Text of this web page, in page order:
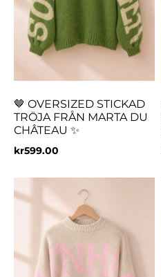
🤎 OVERSIZED STICKAD
TRÖJA FRÅN MARTA DU
CHÂTEAU ✨
kr599.00